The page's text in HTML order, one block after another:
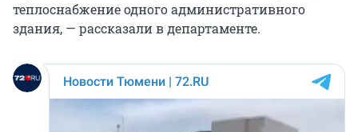
теплоснабжение одного административного
здания, — рассказали в департаменте.